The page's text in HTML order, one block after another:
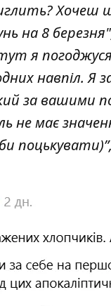
Хочеш
на 8
я
навпіл. Я
за вашими
не має